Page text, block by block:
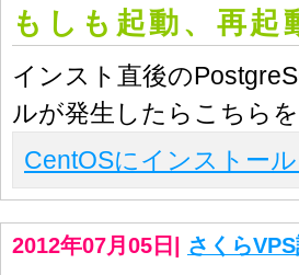
もしも起動、再
インスト直後の
ルが発生したらこちらを
CentOSにインストー
2012年07月05日 さくら